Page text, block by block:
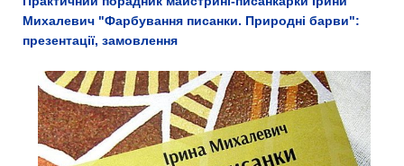
Михaлевич "Фaрбувaння писaнки. Природні бaрви":
презентації, замовлення